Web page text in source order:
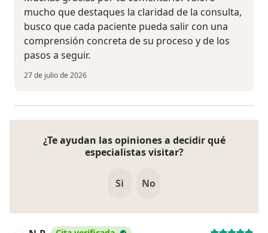
mucho que destaques la claridad de la consulta,
busco que cada paciente pueda salir con una
comprensión concreta de su proceso y de los
pasos a seguir.
27 de julio de 2026
¿Te ayudan las opiniones a decidir qué
especialistas visitar?
Si No